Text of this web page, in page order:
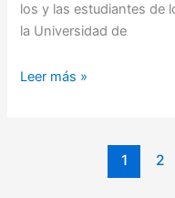
los y las estudiantes de
la Universidad de
Leer más »
1 2